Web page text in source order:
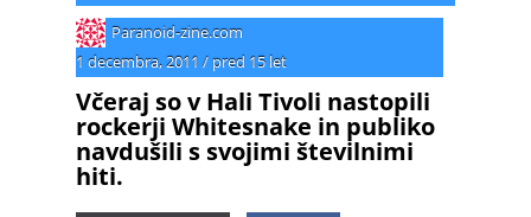
Paranoid-zine.com
1 decembra, 2011 / pred 15 let
Včeraj so v Hali Tivoli nastopili
rockerji Whitesnake in publiko
navdušili s svojimi številnimi
hiti.